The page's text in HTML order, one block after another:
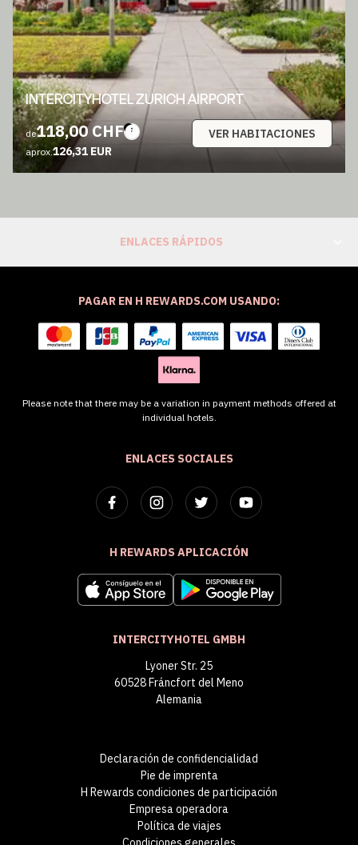
INTERCITYHOTEL ZURICH AIRPORT
de118,00 CHF
aprox.126,31 EUR
VER HABITACIONES
ENLACES RÁPIDOS
ENLACES SOCIALES
H REWARDS APLICACIÓN
INTERCITYHOTEL GMBH
Lyoner Str. 25
60528 Fráncfort del Meno
Alemania
PAGAR EN H REWARDS.COM USANDO:
Please note that there may be a variation in payment methods offered at
individual hotels.
Declaración de confidencialidad
Pie de imprenta
H Rewards condiciones de participación
Empresa operadora
Política de viajes